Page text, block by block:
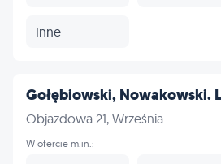
Inne
Gołębiowski, Nowakowski.
Objazdowa 21, Września
W ofercie m.in.: